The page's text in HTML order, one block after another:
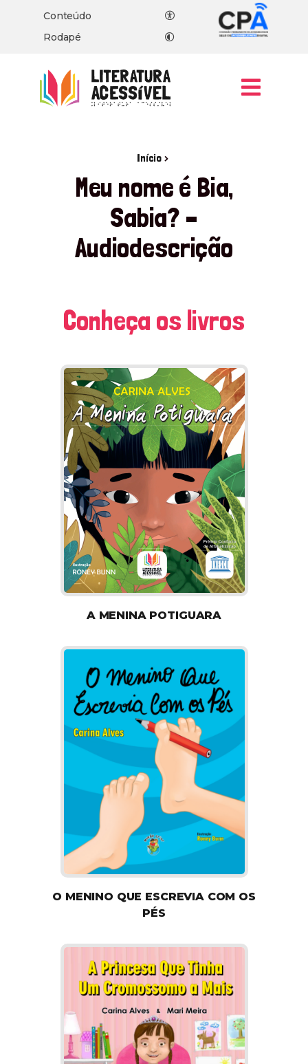
Conteúdo
Rodapé
Início, ir para a página inicial
Meu nome é Bia,
Sabia? –
Audiodescrição
Conheça os livros
A MENINA POTIGUARA
O MENINO QUE ESCREVIA COM OS
PÉS